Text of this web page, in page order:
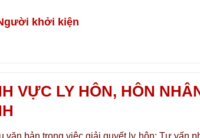
VỰC LY HÔN, HÔN
văn bản trong việc giải quyết ly hôn; Tư vấn